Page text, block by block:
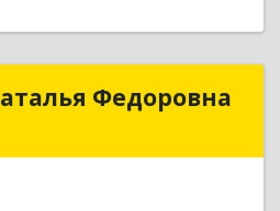
Федоровна
Федоровна